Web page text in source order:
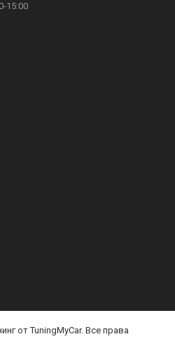
15:00
от TuningMyCar. Все права